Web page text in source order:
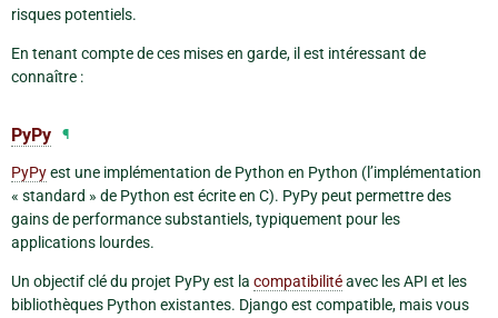
risques potentiels.
En tenant compte de ces mises en garde, il est intéressant de
connaître :
PyPy ¶
PyPyest une implémentation de Python en Python (l’implémentation
« standard » de Python est écrite en C). PyPy peut permettre des
gains de performance substantiels, typiquement pour les
applications lourdes.
Un objectif clé du projet PyPy est la compatibilitéavec les API et les
bibliothèques Python existantes. Django est compatible, mais vous